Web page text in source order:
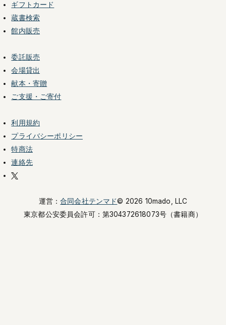
ギフトカード
蔵書検索
館内販売
委託販売
会場貸出
献本・寄贈
ご支援・ご寄付
利用規約
プライバシーポリシー
特商法
連絡先
運営：合同会社テンマド© 2026 10mado, LLC
東京都公安委員会許可： 第304372618073号（書籍商）